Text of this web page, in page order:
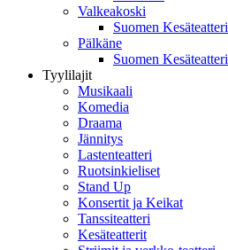
Valkeakoski
Suomen Kesäteatteri
Pälkäne
Suomen Kesäteatteri
Tyylilajit
Musikaali
Komedia
Draama
Jännitys
Lastenteatteri
Ruotsinkieliset
Stand Up
Konsertit ja Keikat
Tanssiteatteri
Kesäteatterit